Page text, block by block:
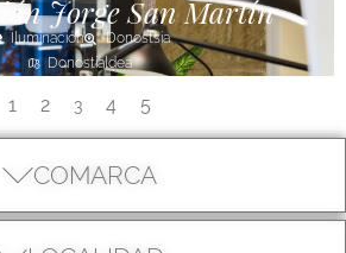
COMARCA
Jorge San Martín
Iluminación
Donostsia
Donostialdea
1 2 3 4 5